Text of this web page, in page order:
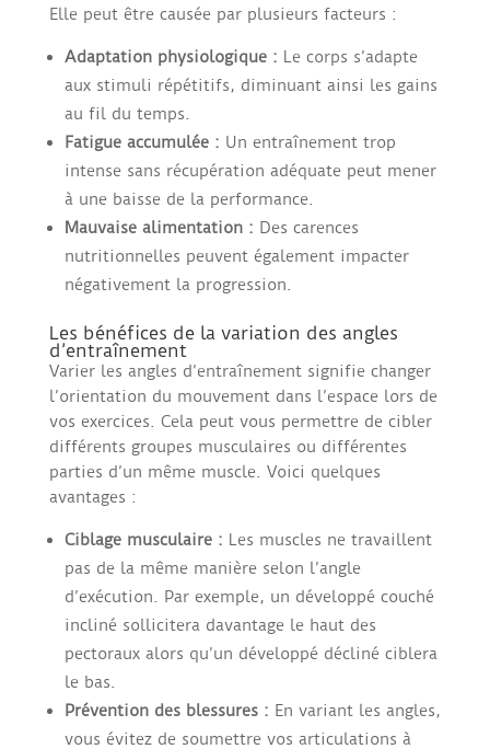
Elle peut être causée par plusieurs facteurs :
Adaptation physiologique : Le corps s’adapte
aux stimuli répétitifs, diminuant ainsi les gains
au fil du temps.
Fatigue accumulée : Un entraînement trop
intense sans récupération adéquate peut mener
à une baisse de la performance.
Mauvaise alimentation : Des carences
nutritionnelles peuvent également impacter
négativement la progression.
Les bénéfices de la variation des angles
d’entraînement
Varier les angles d’entraînement signifie changer
l’orientation du mouvement dans l’espace lors de
vos exercices. Cela peut vous permettre de cibler
différents groupes musculaires ou différentes
parties d’un même muscle. Voici quelques
avantages :
Ciblage musculaire : Les muscles ne travaillent
pas de la même manière selon l’angle
d’exécution. Par exemple, un développé couché
incliné sollicitera davantage le haut des
pectoraux alors qu’un développé décliné ciblera
le bas.
Prévention des blessures : En variant les angles,
vous évitez de soumettre vos articulations à